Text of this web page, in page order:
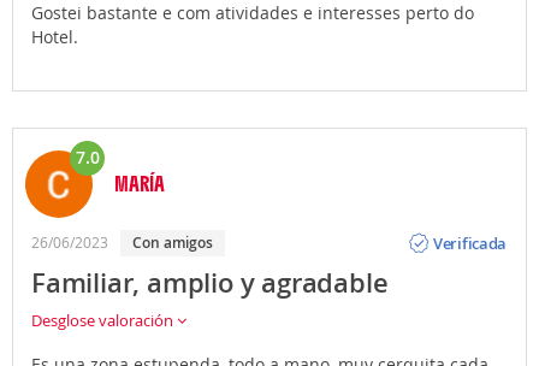
Gostei bastante e com atividades e interesses perto do
Hotel.
7.0
MARÍA
26/06/2023 Con amigos
Verificada
Familiar, amplio y agradable
Desglose valoración